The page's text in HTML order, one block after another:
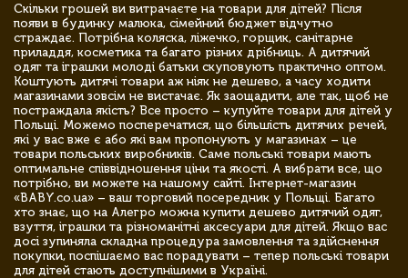
Скільки грошей ви витрачаєте на товари для дітей? Після
появи в будинку малюка, сімейний бюджет відчутно
страждає. Потрібна коляска, ліжечко, горщик, санітарне
приладдя, косметика та багато різних дрібниць. А дитячий
одяг та іграшки молоді батьки скуповують практично оптом.
Коштують дитячі товари аж ніяк не дешево, а часу ходити
магазинами зовсім не вистачає. Як заощадити, але так, щоб не
постраждала якість? Все просто – купуйте товари для дітей у
Польщі. Можемо посперечатися, що більшість дитячих речей,
які у вас вже є або які вам пропонують у магазинах – це
товари польських виробників. Саме польські товари мають
оптимальне співвідношення ціни та якості. А вибрати все, що
потрібно, ви можете на нашому сайті. Інтернет-магазин
«BABY.co.ua» – ваш торговий посередник у Польщі. Багато
хто знає, що на Алегро можна купити дешево дитячий одяг,
взуття, іграшки та різноманітні аксесуари для дітей. Якщо вас
досі зупиняла складна процедура замовлення та здійснення
покупки, поспішаємо вас порадувати – тепер польські товари
для дітей стають доступнішими в Україні.